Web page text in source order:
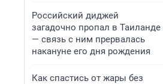
Российский диджей
загадочно пропал в Таиланде
— связь с ним прервалась
накануне его дня рождения
Как спастись от жары без